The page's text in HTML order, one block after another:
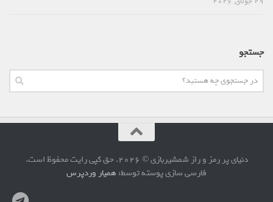
جستجو
دنیای پر رمز و راز شمشیربازی © 2026. حق کپی رایت محفوظ است.
فارسی سازی پوسته توسط:همیار وردپرس